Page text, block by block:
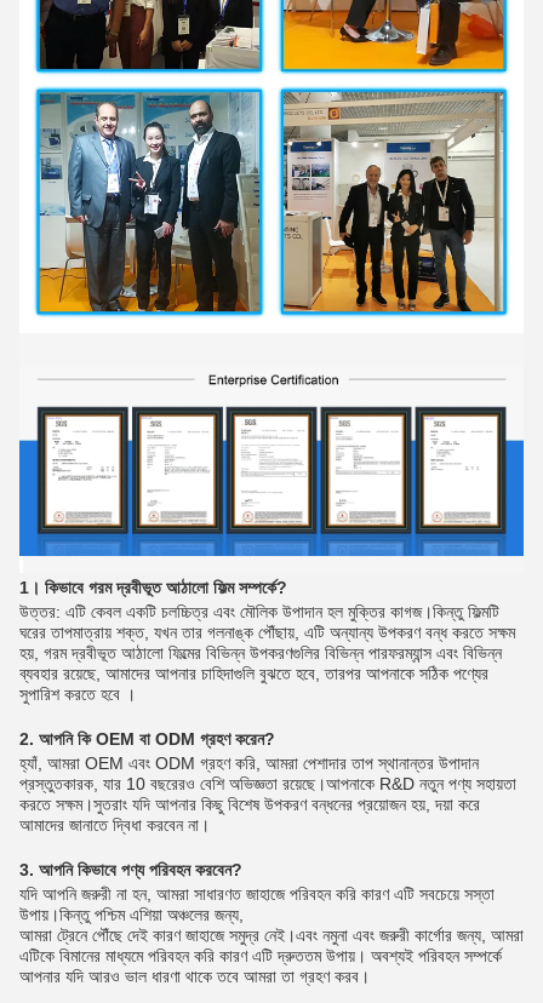
1। কিভাবে গরম দ্রবীভূত আঠালো ফিল্ম সম্পর্কে?
উত্তর: এটি কেবল একটি চলচ্চিত্র এবং মৌলিক উপাদান হল মুক্তির কাগজ।কিন্তু ফিল্মটি
ঘরের তাপমাত্রায় শক্ত, যখন তার গলনাঙ্ক পৌঁছায়, এটি অন্যান্য উপকরণ বন্ধ করতে সক্ষম
হয়, গরম দ্রবীভূত আঠালো ফিল্মের বিভিন্ন উপকরণগুলির বিভিন্ন পারফরম্যান্স এবং বিভিন্ন
ব্যবহার রয়েছে, আমাদের আপনার চাহিদাগুলি বুঝতে হবে, তারপর আপনাকে সঠিক পণ্যের
সুপারিশ করতে হবে ।
2. আপনি কি OEM বা ODM গ্রহণ করেন?
হ্যাঁ, আমরা OEM এবং ODM গ্রহণ করি, আমরা পেশাদার তাপ স্থানান্তর উপাদান
প্রস্তুতকারক, যার 10 বছরেরও বেশি অভিজ্ঞতা রয়েছে।আপনাকে R&D নতুন পণ্য সহায়তা
করতে সক্ষম।সুতরাং যদি আপনার কিছু বিশেষ উপকরণ বন্ধনের প্রয়োজন হয়, দয়া করে
আমাদের জানাতে দ্বিধা করবেন না।
3. আপনি কিভাবে পণ্য পরিবহন করবেন?
যদি আপনি জরুরী না হন, আমরা সাধারণত জাহাজে পরিবহন করি কারণ এটি সবচেয়ে সস্তা
উপায়।কিন্তু পশ্চিম এশিয়া অঞ্চলের জন্য,
আমরা ট্রেনে পৌঁছে দেই কারণ জাহাজে সমুদ্র নেই।এবং নমুনা এবং জরুরী কার্গোর জন্য, আমরা
এটিকে বিমানের মাধ্যমে পরিবহন করি কারণ এটি দ্রুততম উপায়। অবশ্যই পরিবহন সম্পর্কে
আপনার যদি আরও ভাল ধারণা থাকে তবে আমরা তা গ্রহণ করব।